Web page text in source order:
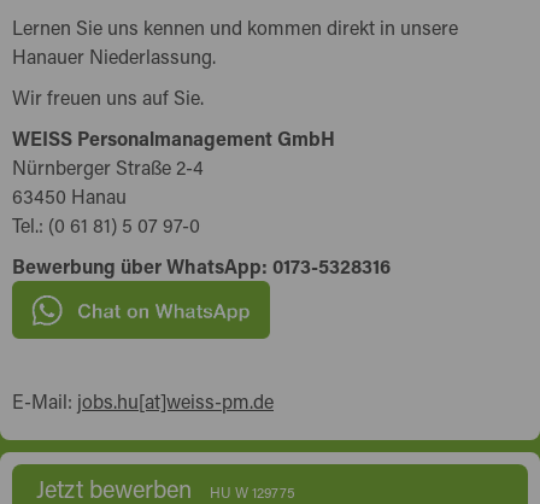
Lernen Sie uns kennen und kommen direkt in unsere
Hanauer Niederlassung.
Wir freuen uns auf Sie.
WEISS Personalmanagement GmbH
Nürnberger Straße 2-4
63450 Hanau
Tel.: (0 61 81) 5 07 97-0
Bewerbung über WhatsApp: 0173-5328316
E-Mail: jobs.hu[at]weiss-pm.de
Jetzt bewerben HU W 129775